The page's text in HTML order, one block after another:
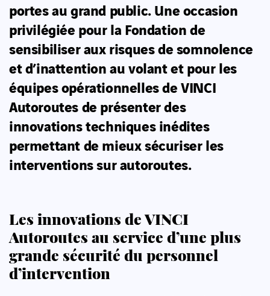
portes au grand public. Une occasion
privilégiée pour la Fondation de
sensibiliser aux risques de somnolence
et d’inattention au volant et pour les
équipes opérationnelles de VINCI
Autoroutes de présenter des
innovations techniques inédites
permettant de mieux sécuriser les
interventions sur autoroutes.
Les innovations de VINCI
Autoroutes au service d’une plus
grande sécurité du personnel
d’intervention